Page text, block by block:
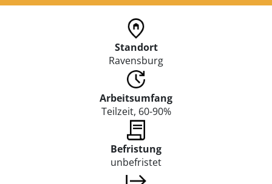
Standort
Ravensburg
Arbeitsumfang
Teilzeit, 60-90%
Befristung
unbefristet